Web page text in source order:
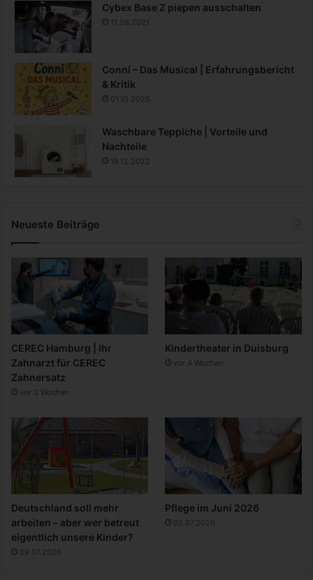
Cybex Base Z piepen ausschalten
11.08.2021
Conni – Das Musical | Erfahrungsbericht
& Kritik
01.10.2025
Waschbare Teppiche | Vorteile und
Nachteile
19.12.2022
Neueste Beiträge
CEREC Hamburg | Ihr
Zahnarzt für CEREC
Zahnersatz
vor 3 Wochen
Kindertheater in Duisburg
vor 4 Wochen
Deutschland soll mehr
arbeiten – aber wer betreut
eigentlich unsere Kinder?
09.07.2026
Pflege im Juni 2026
02.07.2026